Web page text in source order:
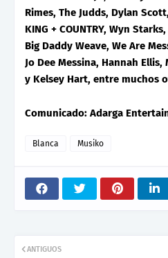
Rimes, The Judds, Dylan
KING + COUNTRY, Wyn
Big Daddy Weave, We Are
Jo Dee Messina, Hannah
y Kelsey Hart, entre muchos
Comunicado: Adarga
Blanca Musiko
ANTIGUOS